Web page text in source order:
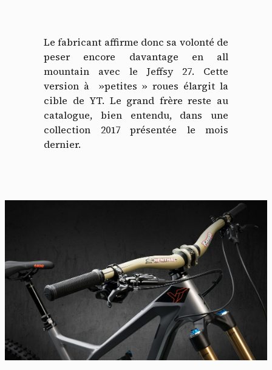
Le fabricant affirme donc sa volonté de
peser encore davantage en all
mountain avec le Jeffsy 27. Cette
version à »petites » roues élargit la
cible de YT. Le grand frère reste au
catalogue, bien entendu, dans une
collection 2017 présentée le mois
dernier.